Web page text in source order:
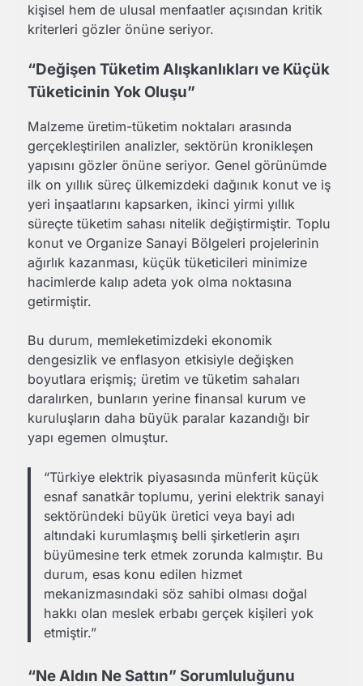
kişisel hem de ulusal menfaatler açısından kritik
kriterleri gözler önüne seriyor.
“Değişen Tüketim Alışkanlıkları ve Küçük
Tüketicinin Yok Oluşu”
Malzeme üretim-tüketim noktaları arasında
gerçekleştirilen analizler, sektörün kronikleşen
yapısını gözler önüne seriyor. Genel görünümde
ilk on yıllık süreç ülkemizdeki dağınık konut ve iş
yeri inşaatlarını kapsarken, ikinci yirmi yıllık
süreçte tüketim sahası nitelik değiştirmiştir. Toplu
konut ve Organize Sanayi Bölgeleri projelerinin
ağırlık kazanması, küçük tüketicileri minimize
hacimlerde kalıp adeta yok olma noktasına
getirmiştir.
Bu durum, memleketimizdeki ekonomik
dengesizlik ve enflasyon etkisiyle değişken
boyutlara erişmiş; üretim ve tüketim sahaları
daralırken, bunların yerine finansal kurum ve
kuruluşların daha büyük paralar kazandığı bir
yapı egemen olmuştur.
“Türkiye elektrik piyasasında münferit küçük
esnaf sanatkâr toplumu, yerini elektrik sanayi
sektöründeki büyük üretici veya bayi adı
altındaki kurumlaşmış belli şirketlerin aşırı
büyümesine terk etmek zorunda kalmıştır. Bu
durum, esas konu edilen hizmet
mekanizmasındaki söz sahibi olması doğal
hakkı olan meslek erbabı gerçek kişileri yok
etmiştir.”
“Ne Aldın Ne Sattın” Sorumluluğunu